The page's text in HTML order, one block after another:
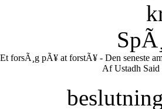
Et forsÃ¸g pÃ¥ at forstÃ¥ - Den seneste
Af Ustadh